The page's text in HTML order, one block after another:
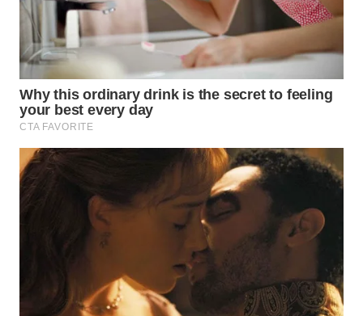
WN
TANGERANG
WN
BINJAI
WN
CIREBON
WN
WN